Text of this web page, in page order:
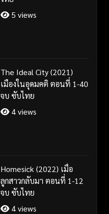
5 views
The Ideal City (2021)
เมืองในอุดมคติ ตอนที่ 1-40
จบ ซับไทย
4 views
Homesick (2022) เมื่อ
ลูกสาวกลับมา ตอนที่ 1-12
จบ ซับไทย
4 views